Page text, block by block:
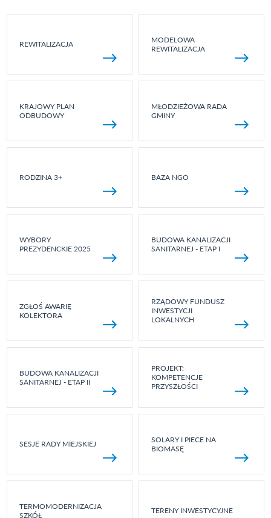
REWITALIZACJA
MODELOWA
REWITALIZACJA
KRAJOWY PLAN
ODBUDOWY
MŁODZIEŻOWA RADA
GMINY
RODZINA 3+ BAZA NGO
WYBORY
PREZYDENCKIE 2025
BUDOWA KANALIZACJI
SANITARNEJ - ETAP I
ZGŁOŚ AWARIĘ
KOLEKTORA
RZĄDOWY FUNDUSZ
INWESTYCJI
LOKALNYCH
BUDOWA KANALIZACJI
SANITARNEJ - ETAP II
PROJEKT:
KOMPETENCJE
PRZYSZŁOŚCI
SESJE RADY MIEJSKIEJ
SOLARY I PIECE NA
BIOMASĘ
TERMOMODERNIZACJA
SZKÓŁ
TERENY INWESTYCYJNE